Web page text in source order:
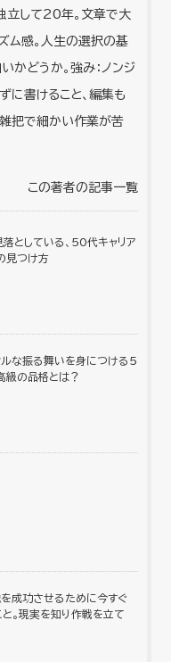
立して20年。文章で大
ム感。人生の選択の基
かどうか。強み：ノンジ
に書けること、編集も
雑把で細かい作業が苦
この著者の記事一覧
としている、50代キャリア
見つけ方
ルな振る舞いを身につける５
級の品格とは？
を成功させるために今すぐ
。現実を知り作戦を立て